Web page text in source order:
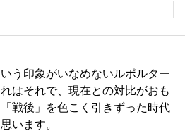
う印象がいなめないルポルター
はそれで、現在との対比がおも
戦後」を色こく引きずった時代
います。